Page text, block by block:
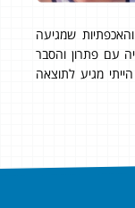
שמגיעה
עם פתרון והסבר
מגיע לתוצאה